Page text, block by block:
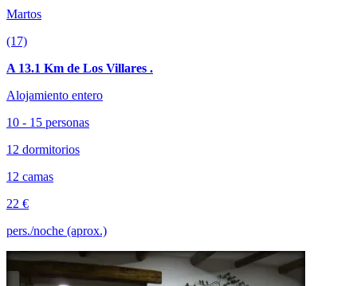
Martos
(17)
A 13.1 Km de Los Villares .
Alojamiento entero
10 - 15 personas
12 dormitorios
12 camas
22 €
pers./noche (aprox.)